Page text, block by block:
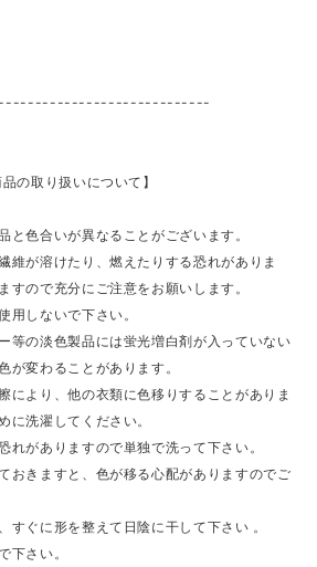
の取り扱いについて】
と色合いが異なることがございます。
維が溶けたり、燃えたりする恐れがありま
すので充分にご注意をお願いします。
用しないで下さい。
等の淡色製品には蛍光増白剤が入っていない
が変わることがあります。
により、他の衣類に色移りすることがありま
に洗濯してください。
れがありますので単独で洗って下さい。
おきますと、色が移る心配がありますのでご
すぐに形を整えて日陰に干して下さい 。
下さい。